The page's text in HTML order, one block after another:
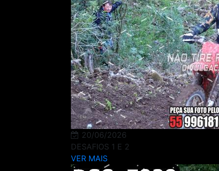
20/06/2026
DESAFIOS 1 E 2
VER MAIS